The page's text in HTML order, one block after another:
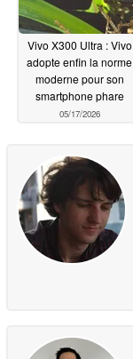
Vivo X300 Ultra : Vivo
adopte enfin la norme
moderne pour son
smartphone phare
05/17/2026